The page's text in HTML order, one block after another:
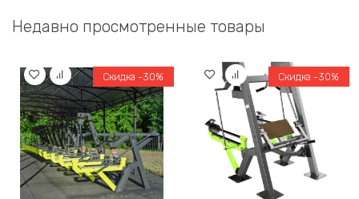
Недавно просмотренные товары
Скидка -30% Скидка -30%